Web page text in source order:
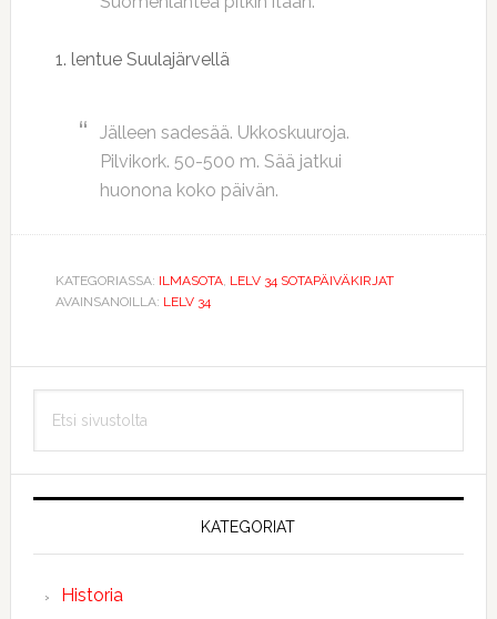
1. lentue Suulajärvellä
Jälleen sadesää. Ukkoskuuroja.
Pilvikork. 50-500 m. Sää jatkui
huonona koko päivän.
KATEGORIASSA: ILMASOTA, LELV 34 SOTAPÄIVÄKIRJAT
AVAINSANOILLA: LELV 34
Ensisijainen
sivupalkki
sivustolta
KATEGORIAT
Historia